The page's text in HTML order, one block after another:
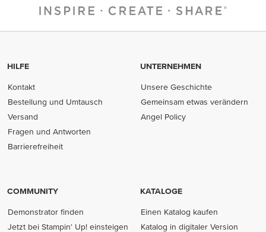
HILFE
Kontakt
Bestellung und Umtausch
Versand
Fragen und Antworten
Barrierefreiheit
UNTERNEHMEN
Unsere Geschichte
Gemeinsam etwas verändern
Angel Policy
COMMUNITY
Demonstrator finden
Jetzt bei Stampin' Up! einsteigen
KATALOGE
Einen Katalog kaufen
Katalog in digitaler Version